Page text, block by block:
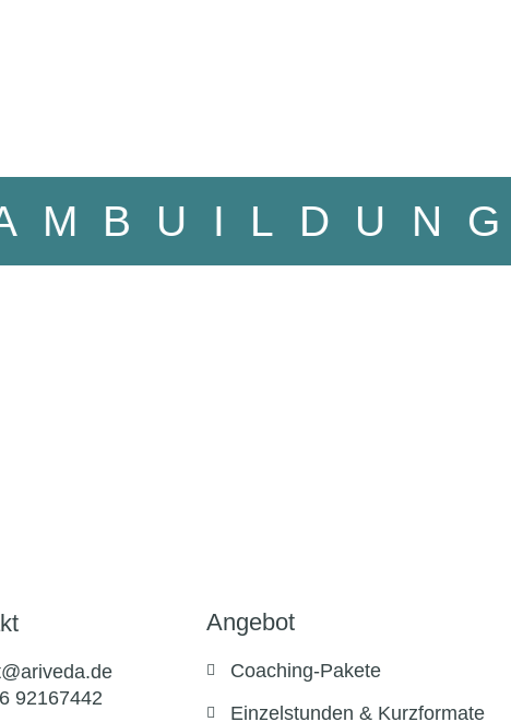
92167442
Angebot
Coaching-Pakete
Einzelstunden & Kurzformate